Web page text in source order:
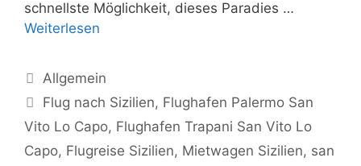
schnellste Möglichkeit, dieses Paradies …
Weiterlesen
Kategorien
Allgemein
Schlagwörter
Flug nach Sizilien, Flughafen Palermo San
Vito Lo Capo, Flughafen Trapani San Vito Lo
Capo, Flugreise Sizilien, Mietwagen Sizilien, san